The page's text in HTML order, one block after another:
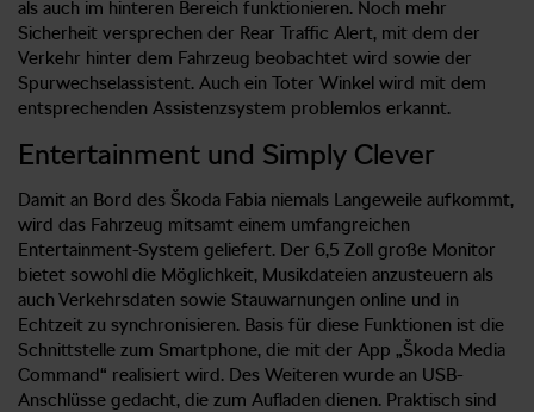
als auch im hinteren Bereich funktionieren. Noch mehr
Sicherheit versprechen der Rear Traffic Alert, mit dem der
Verkehr hinter dem Fahrzeug beobachtet wird sowie der
Spurwechselassistent. Auch ein Toter Winkel wird mit dem
entsprechenden Assistenzsystem problemlos erkannt.
Entertainment und Simply Clever
Damit an Bord des Škoda Fabia niemals Langeweile aufkommt,
wird das Fahrzeug mitsamt einem umfangreichen
Entertainment-System geliefert. Der 6,5 Zoll große Monitor
bietet sowohl die Möglichkeit, Musikdateien anzusteuern als
auch Verkehrsdaten sowie Stauwarnungen online und in
Echtzeit zu synchronisieren. Basis für diese Funktionen ist die
Schnittstelle zum Smartphone, die mit der App „Škoda Media
Command“ realisiert wird. Des Weiteren wurde an USB-
Anschlüsse gedacht, die zum Aufladen dienen. Praktisch sind